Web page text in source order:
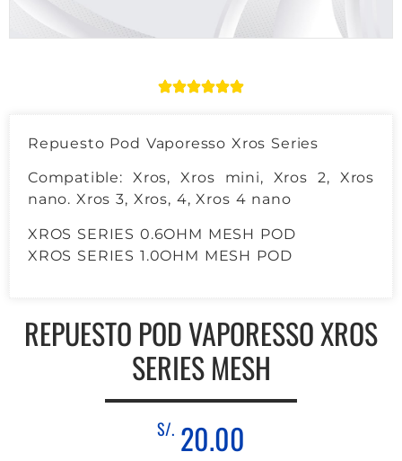
Repuesto Pod Vaporesso Xros Series
Compatible: Xros, Xros mini, Xros 2, Xros
nano. Xros 3, Xros, 4, Xros 4 nano
XROS SERIES 0.6OHM MESH POD
XROS SERIES 1.0OHM MESH POD
REPUESTO POD VAPORESSO XROS
SERIES MESH
S/. 20.00